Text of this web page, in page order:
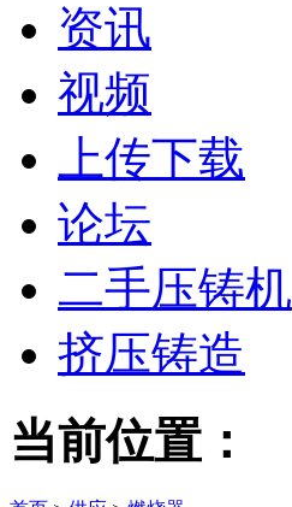
资讯
视频
上传下载
论坛
二手压铸机
挤压铸造
当前位置：